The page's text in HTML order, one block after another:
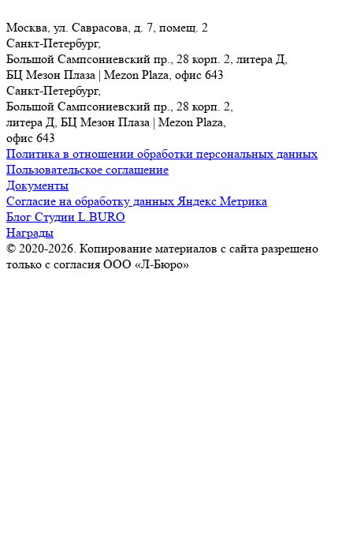
Москва, ул. Саврасова, д. 7, помещ. 2
Санкт-Петербург,
Большой Сампсониевский пр., 28 корп. 2, литера Д,
БЦ Мезон Плаза | Mezon Plaza, офис 643
Санкт-Петербург,
Большой Сампсониевский пр., 28 корп. 2,
литера Д, БЦ Мезон Плаза | Mezon Plaza,
офис 643
Политика в отношении обработки персональных данных
Пользовательское соглашение
Документы
Согласие на обработку данных Яндекс Метрика
Блог Студии L.BURO
Награды
© 2020-2026. Копирование материалов с сайта разрешено
только с согласия ООО «Л-Бюро»